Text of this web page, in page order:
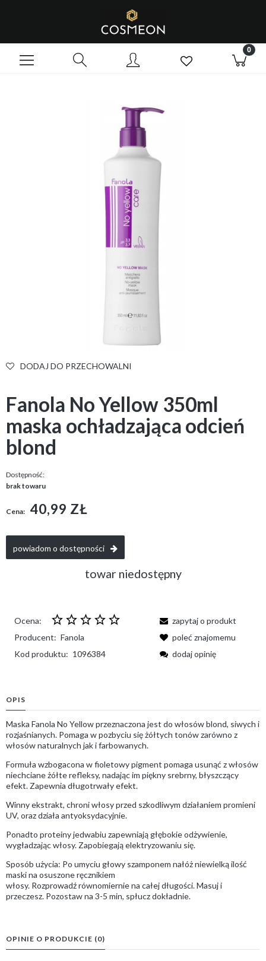
DODAJ DO PRZECHOWALNI
Fanola No Yellow 350ml
maska ochładzająca odcień
blond
Dostępność:
brak towaru
Cena: 40,99 ZŁ
powiadom o dostępności
towar niedostępny
Ocena:
Producent: Fanola
Kod produktu: 1096384
zapytaj o produkt
poleć znajomemu
dodaj opinię
OPIS
Maska Fanola No Yellow przeznaczona jest do włosów blond, siwych i
rozjaśnianych. Pomaga w pozbyciu się żółtych tonów zarówno z
włosów naturalnych jak i farbowanych.
Formuła wzbogacona w fioletowy pigment pomaga usunąć z włosów
niechciane żółte refleksy, nadając im piękny srebrny, błyszczący
efekt. Zapewnia długotrwały efekt.
Winny ekstrakt, chroni włosy przed szkodliwym działaniem promieni
UV, oraz działa antyoksydacyjnie.
Ponadto proteiny jedwabiu zapewniają głębokie odżywienie,
wygładzając włosy. Zapobiegają elektryzowaniu się.
Sposób użycia: Po umyciu głowy szamponem nałóż niewielką ilość
maski na osuszone ręcznikiem
włosy. Rozprowadź równomiernie na całej długości. Masuj i
przeczesz. Pozostaw na 3-5 min, spłucz dokładnie.
OPINIE O PRODUKCIE (0)